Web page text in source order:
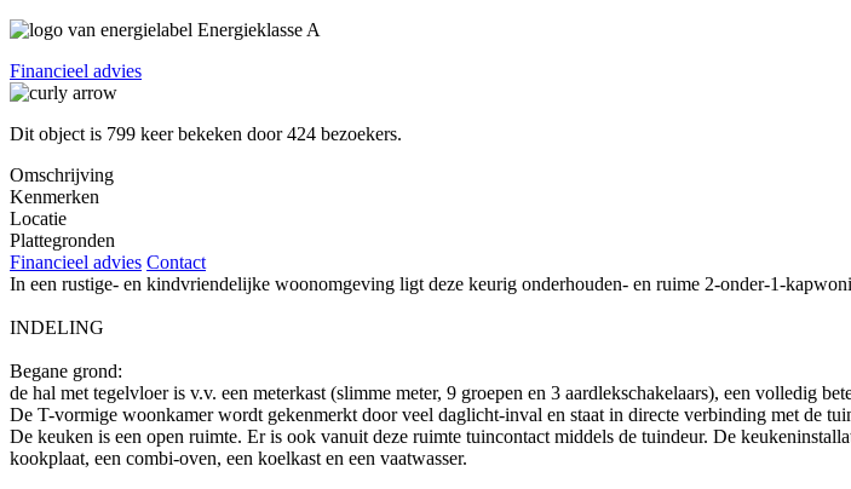
Energieklasse A
Financieel advies
Dit object is 799 keer bekeken door424 bezoekers.
Omschrijving
Kenmerken
Locatie
Plattegronden
Financieel advies Contact
In een rustige- en kindvriendelijke woonomgeving ligt deze keurig onderhouden- en ruime 2-onder-1-
INDELING
Begane grond:
de hal met tegelvloer is v.v. een meterkast (slimme meter, 9 groepen en 3 aardlekschakelaars), een volledig
De T-vormige woonkamer wordt gekenmerkt door veel daglicht-inval en staat in directe verbinding met de
De keuken is een open ruimte. Er is ook vanuit deze ruimte tuincontact middels de tuindeur. De
kookplaat, een combi-oven, een koelkast en een vaatwasser.